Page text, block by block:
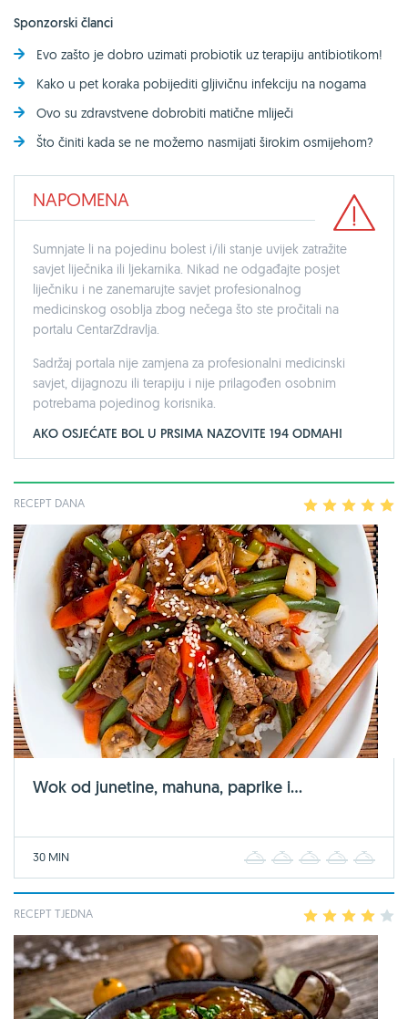
Sponzorski članci
Evo zašto je dobro uzimati probiotik uz terapiju antibiotikom!
Kako u pet koraka pobijediti gljivičnu infekciju na nogama
Ovo su zdravstvene dobrobiti matične mliječi
Što činiti kada se ne možemo nasmijati širokim osmijehom?
NAPOMENA
Sumnjate li na pojedinu bolest i/ili stanje uvijek zatražite
savjet liječnika ili ljekarnika. Nikad ne odgađajte posjet
liječniku i ne zanemarujte savjet profesionalnog
medicinskog osoblja zbog nečega što ste pročitali na
portalu CentarZdravlja.
Sadržaj portala nije zamjena za profesionalni medicinski
savjet, dijagnozu ili terapiju i nije prilagođen osobnim
potrebama pojedinog korisnika.
AKO OSJEĆATE BOL U PRSIMA NAZOVITE 194 ODMAH!
RECEPT DANA 2 3 4
Wok od junetine, mahuna, paprike i...
30 MIN 2 3 4
RECEPT TJEDNA 2 3 4